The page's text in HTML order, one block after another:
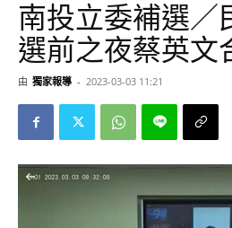
南投立委補選／
選前之夜蔡英文
由 獨家報導 - 2023-03-03 11:21